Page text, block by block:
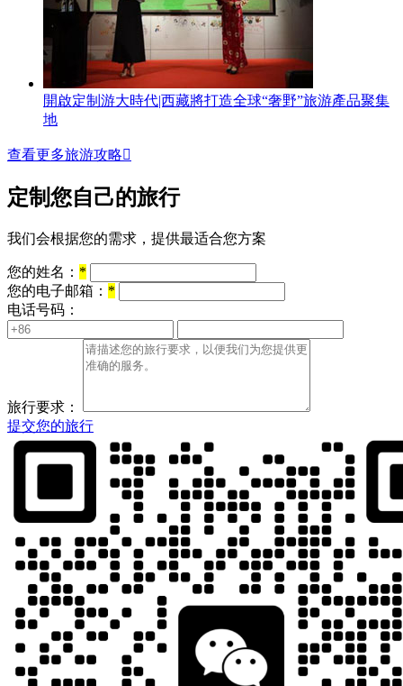
開啟定制游大時代|西藏將打造全球“奢野”旅游產品聚集
地
查看更多旅游攻略
定制您自己的旅行
我们会根据您的需求，提供最适合您方案
您的姓名： *
您的电子邮箱： *
电话号码：
旅行要求：
提交您的旅行